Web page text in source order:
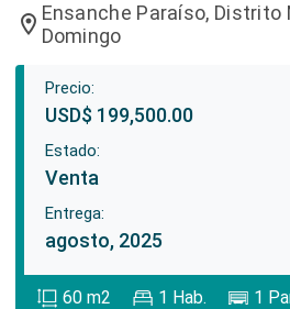
location_on Ensanche Paraíso, Distrito
Domingo
Precio:
USD$ 199,500.00
Estado:
Venta
Entrega:
agosto, 2025
60m2 1 Hab. 1